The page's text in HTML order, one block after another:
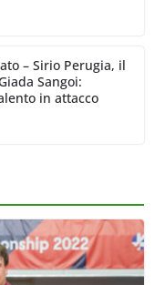
– Sirio Perugia, il
Sangoi:
in attacco